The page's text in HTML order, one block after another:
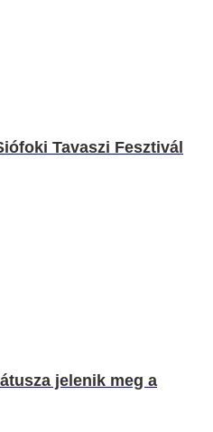
Tavaszi Fesztivál
jelenik meg a